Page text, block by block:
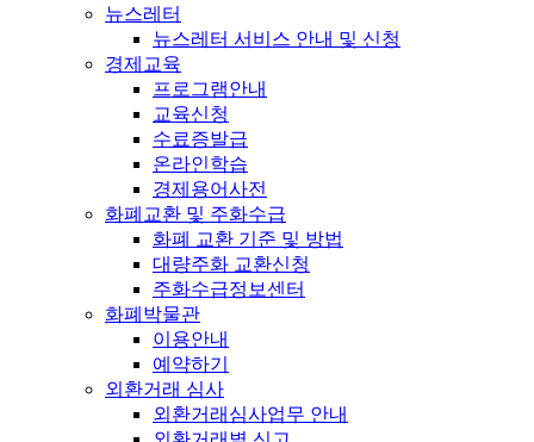
뉴스레터
뉴스레터 서비스 안내 및 신청
경제교육
프로그램안내
교육신청
수료증발급
온라인학습
경제용어사전
화폐교환 및 주화수급
화폐 교환 기준 및 방법
대량주화 교환신청
주화수급정보센터
화폐박물관
이용안내
예약하기
외환거래 심사
외환거래심사업무 안내